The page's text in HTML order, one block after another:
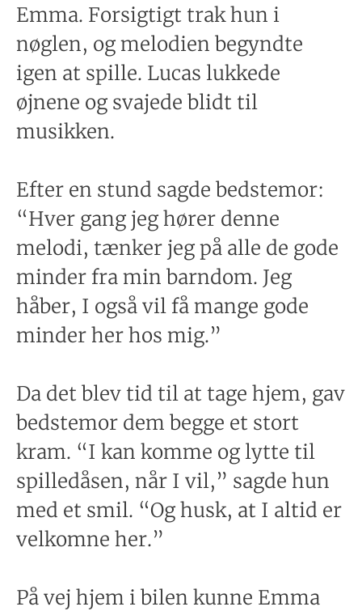
Emma. Forsigtigt trak hun i
nøglen, og melodien begyndte
igen at spille. Lucas lukkede
øjnene og svajede blidt til
musikken.
Efter en stund sagde bedstemor:
“Hver gang jeg hører denne
melodi, tænker jeg på alle de gode
minder fra min barndom. Jeg
håber, I også vil få mange gode
minder her hos mig.”
Da det blev tid til at tage hjem, gav
bedstemor dem begge et stort
kram. “I kan komme og lytte til
spilledåsen, når I vil,” sagde hun
med et smil. “Og husk, at I altid er
velkomne her.”
På vej hjem i bilen kunne Emma